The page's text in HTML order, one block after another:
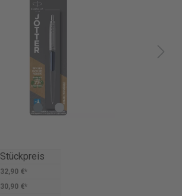
Stückpreis
32,90 €*
30,90 €*